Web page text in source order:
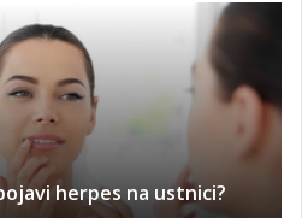
herpes na ustnici?